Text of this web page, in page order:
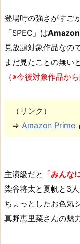
登場時の強さがすご
「SPEC」は
見放題対象作品なの
まだ見たことの無い
（※今後対象作品か
（リンク）
⇒ Amazon Prime
主演級だと 「みんな!
染谷将太と夏帆と3
ちょっとしたお色気
真野恵里菜さんの魅